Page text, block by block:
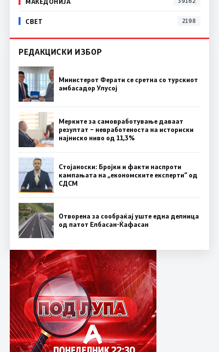
СВЕТ 2198
РЕДАКЦИСКИ ИЗБОР
Министерот Ферати се сретна со турскиот
амбасадор Улусој
Мерките за самовработување даваат
резултат – невработеноста на историски
најниско ниво од 11,3%
Стојаноски: Бројки и факти наспроти
кампањата на „економските експерти“ од
СДСM
Отворена за сообраќај уште една делница
од патот Елбасан-Ќафасан